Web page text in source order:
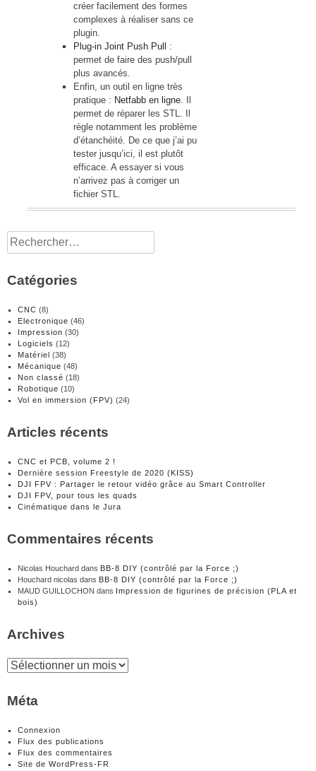
créer facilement des formes
complexes à réaliser sans ce
plugin.
Plug-in Joint Push Pull
:
permet de faire des push/pull
plus avancés.
Enfin, un outil en ligne très
pratique : Netfabb en ligne. Il
permet de réparer les STL. Il
règle notamment les problème
d’étanchéité. De ce que j’ai pu
tester jusqu’ici, il est plutôt
efficace. A essayer si vous
n’arrivez pas à corriger un
fichier STL.
Rechercher :
Catégories
CNC (8)
Electronique (46)
Impression (30)
Logiciels (12)
Matériel (38)
Mécanique (48)
Non classé (18)
Robotique (10)
Vol en immersion (FPV) (24)
Articles récents
CNC et PCB, volume 2 !
Dernière session Freestyle de 2020 (KISS)
DJI FPV : Partager le retour vidéo grâce au Smart Controller
DJI FPV, pour tous les quads
Cinématique dans le Jura
Commentaires récents
Nicolas Houchard dans BB-8 DIY (contrôlé par la Force ;)
Houchard nicolas dans BB-8 DIY (contrôlé par la Force ;)
MAUD GUILLOCHON dans Impression de figurines de précision (PLA et
bois)
Archives
Archives
Méta
Connexion
Flux des publications
Flux des commentaires
Site de WordPress-FR